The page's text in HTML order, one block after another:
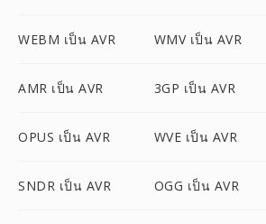
WEBM เป็น AVR WMV เป็น AVR
AMR เป็น AVR 3GP เป็น AVR
OPUS เป็น AVR WVE เป็น AVR
SNDR เป็น AVR OGG เป็น AVR